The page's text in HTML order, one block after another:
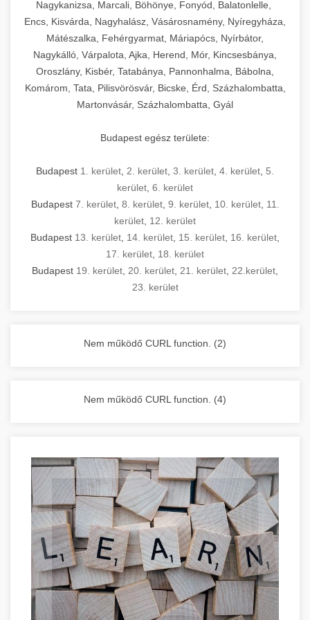
Ipari sütők és gőzpárolók katalógusa -
chef-iparikonyhagepek.hu
berendezések
használatot, miközben megfelel az összes
higiéniai előírásnak.
Ipari hűtőberendezések széles
választéka - chef-iparikonyhagepek.hu
kereskedelmi hűtőegység és hűtőkamra rendszerek
hőmérsékletet és vízminőséget figyelő
rendszerekkel, valamint energiatakarékos
technológiával rendelkeznek. A rozsdamentes
acél konstrukció és a könnyen hozzáférhető
karbantartási pontok biztosítják a hosszú
élettartamot és az egyszerű üzemeltetést.
Ipari mosogatógépek teljes kínálata -
kereskedelmi mosogatógép és tisztítóberendezések
tisztíthatók, szétszerelhetők és karbantarthatók,
megfelelnek az összes élelmiszer-biztonsági
előírásnak. Különböző teljesítményű modellek
állnak rendelkezésre asztali és állványos
kivitelben, az egyedi igények és a
feldolgozandó mennyiségek függvényében.
Biztonságos kezelést biztosító védőburkolatok
számára.
Sajtreszelő gépek szakmai választéka -
chef-iparikonyhagepek.hu
kereskedelmi sajtreszelő és aprítógépek
berendezést magában foglal, amely szükséges
egy modern, hatékonyan működő
kereskedelmi konyha komplett felszereléséhez
és működtetéséhez. Az alapvető
főzőberendezésektől (tűzhelyek, sütők,
grillsütők, frittőzök) kezdve a speciális
feldolgozógépeken (szeletelők, aprítók,
kiegészítő eszközökig mindent egy helyen
megtalál. Szakértő tanácsadóink segítenek a
megfelelő berendezések kiválasztásában, a
konyha optimális elrendezésének
megtervezésében, valamint a telepítés és az
üzembe helyezés koordinálásában. Hosszú távú
garancia, gyors szerviz és folyamatos műszaki
támogatás biztosítja az Ön nyugalmát és
Nagykonyhai berendezések komplett
Nagykanizsa, Marcali, Böhönye, Fonyód, Balatonlelle,
Encs, Kisvárda, Nagyhalász, Vásárosnamény, Nyíregyháza,
Mátészalka, Fehérgyarmat, Máriapócs, Nyírbátor,
Nagykálló, Várpalota, Ajka, Herend, Mór, Kincsesbánya,
Oroszlány, Kisbér, Tatabánya, Pannonhalma, Bábolna,
Komárom, Tata, Pilisvörösvár, Bicske, Érd, Százhalombatta,
Martonvásár, Százhalombatta, Gyál
Budapest egész területe:
Budapest 1. kerület 2. kerület 3. kerület 4. kerület 5.
kerület 6. kerület
Budapest 7. kerület, 8. kerület, 9. kerület, 10. kerület, 11.
kerület 12. kerület
Budapest 13. kerület 14. kerület 15. kerület 16. kerület
17. kerület 18. kerület
Budapest 19. kerület 20. kerület 21. kerület 22.kerület
23. kerület
Nem működő CURL function. (2)
Nem működő CURL function. (4)